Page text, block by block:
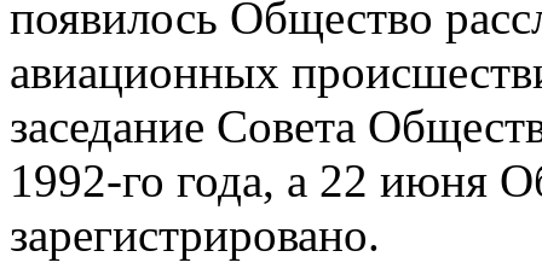
появилось Общество
авиационных
заседание Совета
1992-го года, а 22 июня
зарегистрировано.